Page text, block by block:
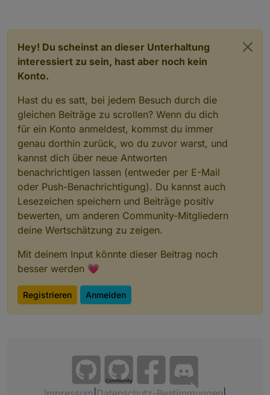
Hey! Du scheinst an dieser Unterhaltung
interessiert zu sein, hast aber noch kein
Konto.
Hast du es satt, bei jedem Besuch durch die
gleichen Beiträge zu scrollen? Wenn du dich
für ein Konto anmeldest, kommst du immer
genau dorthin zurück, wo du zuvor warst, und
kannst dich über neue Antworten
benachrichtigen lassen (entweder per E-Mail
oder Push-Benachrichtigung). Du kannst auch
Lesezeichen speichern und Beiträge positiv
bewerten, um anderen Community-Mitgliedern
deine Wertschätzung zu zeigen.
Mit deinem Input könnte dieser Beitrag noch
besser werden 💗
Registrieren Anmelden
Community